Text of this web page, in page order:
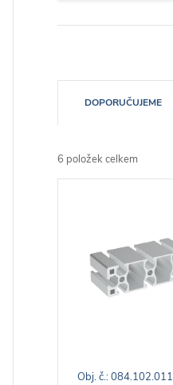
a
z
DOPORUČUJEME
6 položek celkem
Obj. č.: 084.102.011